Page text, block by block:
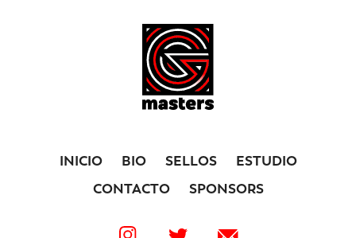
INICIO BIO SELLOS
ESTUDIO
CONTACTO
SPONSORS